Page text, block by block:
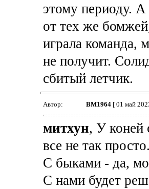
этому периоду.
от тех же
играла команда,
не получит.
сбитый летчик.
Автор: BM1964[ 01 май
митхун, У коней
все не так
С быками - да,
С нами будет